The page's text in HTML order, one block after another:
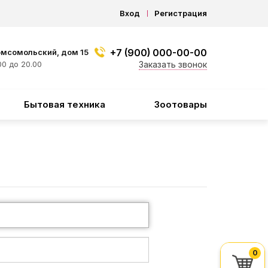
Вход Регистрация
дом 15
до 20.00
+7 (900) 000-00-00
Заказать звонок
Бытовая техника Зоотовары
0